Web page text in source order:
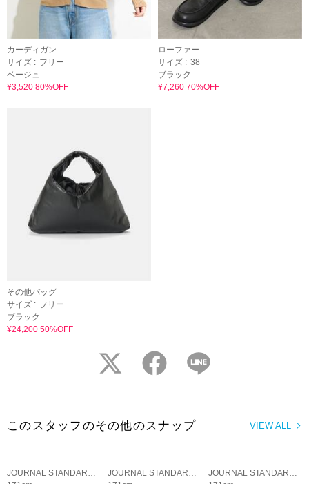
カーディガン
サイズ : フリー
ベージュ
¥3,520 80%OFF
ローファー
サイズ : 38
ブラック
¥7,260 70%OFF
その他バッグ
サイズ : フリー
ブラック
¥24,200 50%OFF
twitter facebook
VIEW ALL
このスタッフのその他のスナップ
JOURNAL STANDARD LADYS
JOURNAL STANDARD LADYS
JOURNAL STANDARD LADYS